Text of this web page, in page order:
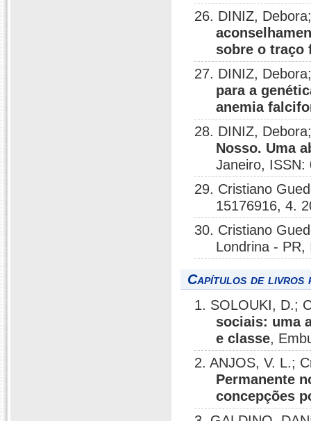
26. DINIZ,
sobre o traço
27. DINIZ,
para a
anemia
28. DINIZ,
Nosso. Uma
Janeiro, ISSN:
29. Cristiano
15176916, 4.
30. Cristiano
Londrina - PR,
Capítulos de livros
1. SOLOUKI, D.;
sociais: uma
e classe,
2. ANJOS, V. L.;
Permanente
concepções